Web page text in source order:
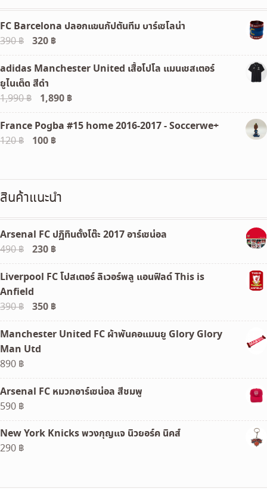
FC Barcelona ปลอกแขนกัปตันทีม บาร์เซโลน่า
390฿
Original
price
was:
390 ฿.
320 ฿Current
price
is:
adidas Manchester United เสื้อโปโล แมนเชสเตอร์
ยูไนเต็ด สีดำ
1,990฿
Original
price
was:
1,990 ฿.
1,890 ฿Current
price
is:
France Pogba #15 home 2016-2017 - Soccerwe+
120฿
Original
100 ฿Current
สินค้าแนะนำ
Arsenal FC ปฏิทินตั้งโต๊ะ 2017 อาร์เซน่อล
490฿
Original
price
was:
490 ฿.
230 ฿Current
price
is:
Liverpool FC โปสเตอร์ ลิเวอร์พลู แอนฟิลด์ This is
Anfield
390฿
Original
price
was:
390 ฿.
350 ฿Current
price
is:
Manchester United FC ผ้าพันคอแมนยู Glory Glory
Man Utd
890 ฿
Arsenal FC หมวกอาร์เซน่อล สีชมพู
590 ฿
New York Knicks พวงกุญแจ นิวยอร์ค นิคส์
290 ฿